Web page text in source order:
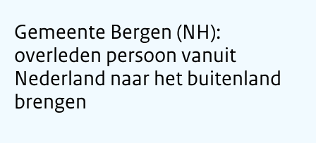
Gemeente Bergen (NH):
overleden persoon vanuit
Nederland naar het buitenland
brengen